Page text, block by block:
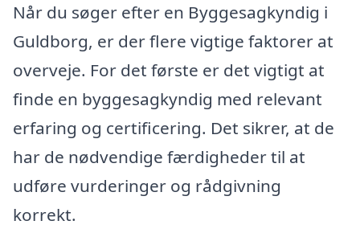
Når du søger efter en Byggesagkyndig i
Guldborg, er der flere vigtige faktorer at
overveje. For det første er det vigtigt at
finde en byggesagkyndig med relevant
erfaring og certificering. Det sikrer, at de
har de nødvendige færdigheder til at
udføre vurderinger og rådgivning
korrekt.